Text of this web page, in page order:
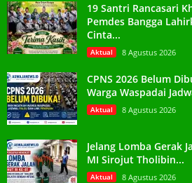
19 Santri Rancasari
Pemdes Bangga
Cinta...
Aktual 8 Agustus 2026
CPNS 2026 Belum
Warga Waspadai
Aktual 8 Agustus 2026
Jelang Lomba Gerak
MI Sirojut Tholibin...
Aktual 8 Agustus 2026